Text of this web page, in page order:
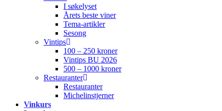
I søkelyset
Årets beste viner
Tema-artikler
Sesong
Vintips
100 – 250 kroner
Vintips BU 2026
500 – 1000 kroner
Restauranter
Restauranter
Michelinstjerner
Vinkurs